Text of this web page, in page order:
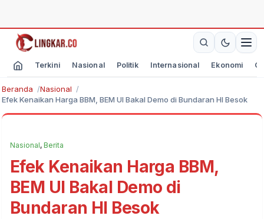
Terkini Nasional Politik Internasional Ekonomi
Beranda
Nasional
Efek Kenaikan Harga BBM, BEM UI Bakal Demo di Bundaran HI Besok
Nasional, Berita
Efek Kenaikan Harga BBM,
BEM UI Bakal Demo di
Bundaran HI Besok